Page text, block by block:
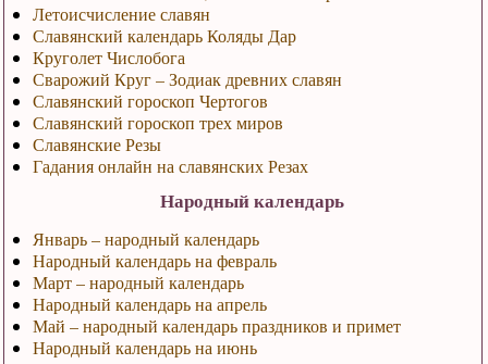
Летоисчисление славян
Славянский календарь Коляды Дар
Круголет Числобога
Сварожий Круг – Зодиак древних славян
Славянский гороскоп Чертогов
Славянский гороскоп трех миров
Славянские Резы
Гадания онлайн на славянских Резах
Народный календарь
Январь – народный календарь
Народный календарь на февраль
Март – народный календарь
Народный календарь на апрель
Май – народный календарь праздников и примет
Народный календарь на июнь